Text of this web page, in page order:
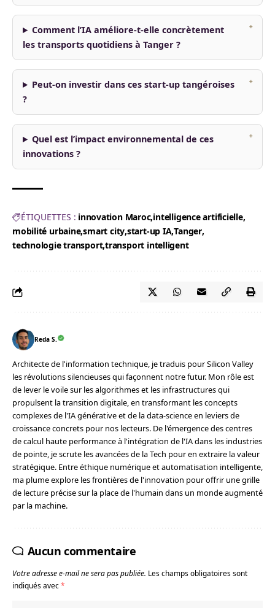
Comment l’IA améliore-t-elle concrètement
les transports quotidiens à Tanger ?
Peut-on investir dans ces start-up tangéroises
?
Quel est l’impact environnemental de ces
innovations ?
ÉTIQUETTES : innovation Maroc intelligence artificielle
mobilité urbainesmart city start-up IATanger
technologie transporttransport intelligent
Reda S.
Architecte de l'information technique, je traduis pour Silicon Valley
les révolutions silencieuses qui façonnent notre futur. Mon rôle est
de lever le voile sur les algorithmes et les infrastructures qui
propulsent la transition digitale, en transformant les concepts
complexes de l'IA générative et de la data-science en leviers de
croissance concrets pour nos lecteurs. De l'émergence des centres
de calcul haute performance à l'intégration de l'IA dans les industries
de pointe, je scrute les avancées de la Tech pour en extraire la valeur
stratégique. Entre éthique numérique et automatisation intelligente,
ma plume explore les frontières de l'innovation pour offrir une grille
de lecture précise sur la place de l'humain dans un monde augmenté
par la machine.
Aucun commentaire
Votre adresse e-mail ne sera pas publiée. Les champs obligatoires sont
indiqués avec*